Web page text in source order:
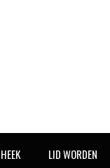
LID WORDEN